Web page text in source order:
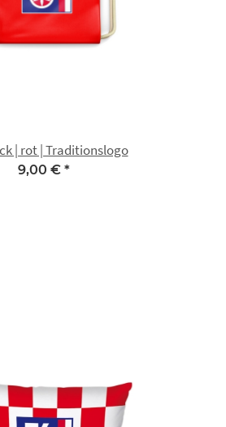
| rot | Traditionslogo
9,00 € *